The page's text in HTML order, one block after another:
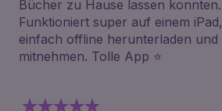
Bücher zu Hause lassen konnten.
Funktioniert super auf einem iPad,
einfach offline herunterladen und
mitnehmen. Tolle App ⭐️